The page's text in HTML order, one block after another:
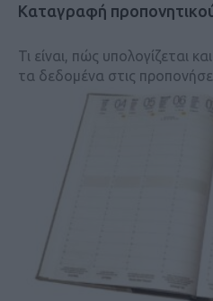
Kαταγραφή
Τι είναι, πώς υπολογίζεται
τα δεδομένα στις